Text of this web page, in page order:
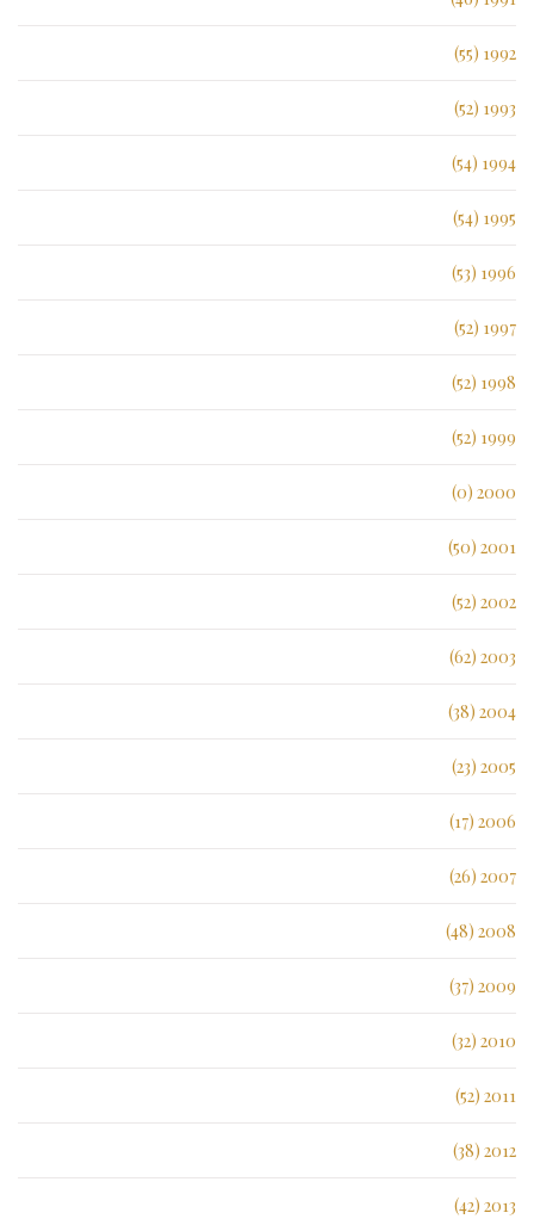
1992 (55)
1993 (52)
1994 (54)
1995 (54)
1996 (53)
1997 (52)
1998 (52)
1999 (52)
2000 (0)
2001 (50)
2002 (52)
2003 (62)
2004 (38)
2005 (23)
2006 (17)
2007 (26)
2008 (48)
2009 (37)
2010 (32)
2011 (52)
2012 (38)
2013 (42)